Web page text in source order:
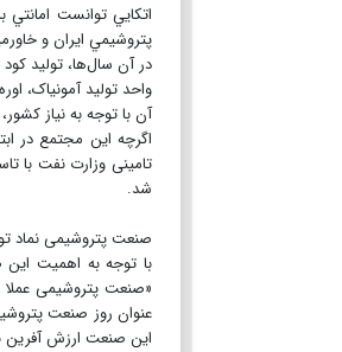
اتکايي توانست
پتروشيمي ايران و
واحد توليد آمونياک،
آن با توجه به نياز
اگرچه این مجتمع در
تامینی وزارت نفت با
شد.
صنعت پتروشیمی نماد
با توجه به اهمیت
«صنعت پتروشیمی
عنوان روز صنعت
این صنعت ارزش آفرین